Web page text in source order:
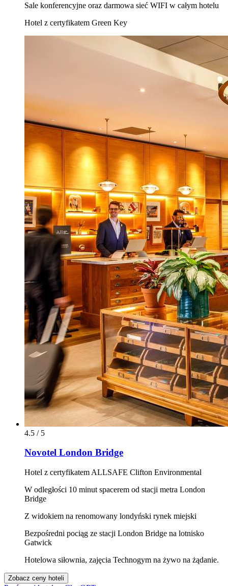
Sale konferencyjne oraz darmowa sieć WIFI w całym hotelu
Hotel z certyfikatem Green Key
4.5 / 5
Novotel London Bridge
Hotel z certyfikatem ALLSAFE Clifton Environmental
W odległości 10 minut spacerem od stacji metra London
Bridge
Z widokiem na renomowany londyński rynek miejski
Bezpośredni pociąg ze stacji London Bridge na lotnisko
Gatwick
Hotelowa siłownia, zajęcia Technogym na żywo na żądanie.
Zobacz ceny hoteli